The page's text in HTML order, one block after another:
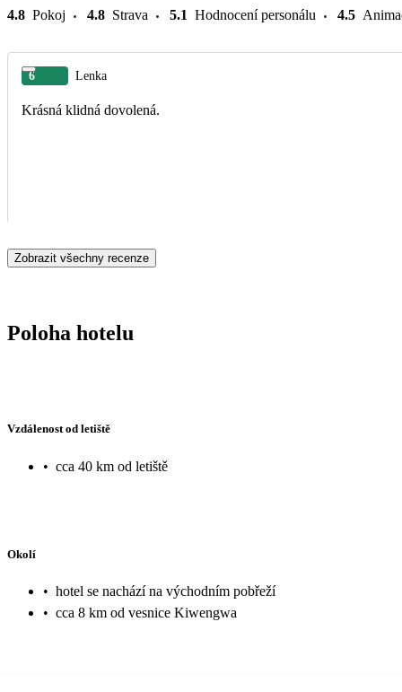
4.8 Pokoj 4.8 Strava 5.1 Hodnocení personálu 4.5
6 Lenka
Krásná klidná dovolená.
Zobrazit všechny recenze
Poloha hotelu
Vzdálenost od letiště
• cca 40 km od letiště
Okolí
• hotel se nachází na východním pobřeží
• cca 8 km od vesnice Kiwengwa